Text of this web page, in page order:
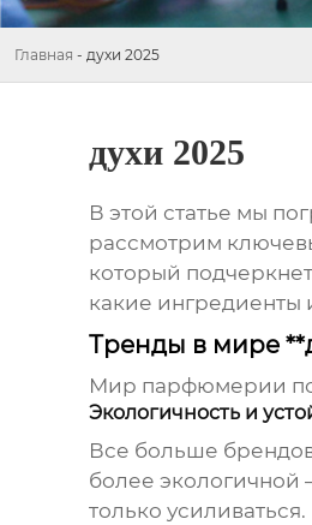
Главная - духи 2025
духи 2025
В этой статье мы
рассмотрим
который
какие ингредиенты
Тренды в мире
Мир парфюмерии
Экологичность и
Все больше
более экологичной
только усиливаться.